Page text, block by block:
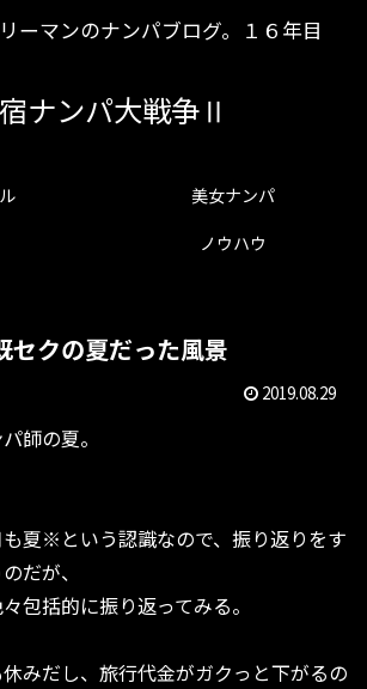
ーマンのナンパブログ。１６年目
ナンパ大戦争Ⅱ
美女ナンパ
ノウハウ
セクの夏だった風景
2019.08.29
師の夏。
夏※という認識なので、振り返りをす
だが、
包括的に振り返ってみる。
みだし、旅行代金がガクっと下がるの